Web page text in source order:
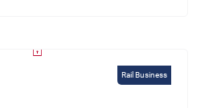
Rail Business